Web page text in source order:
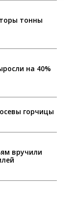
тонны
на 40%
горчицы
вручили
области